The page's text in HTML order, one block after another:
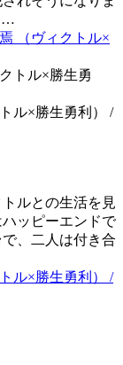
（ヴィクトル×
ル×勝生勇利） /
ルとの生活を見
ッピーエンドで
、二人は付き合
ル×勝生勇利） /